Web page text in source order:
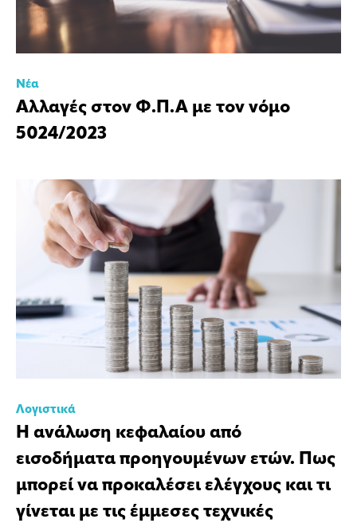
Νέα
Αλλαγές στον Φ.Π.Α με τον νόμο
5024/2023
Λογιστικά
Η ανάλωση κεφαλαίου από
εισοδήματα προηγουμένων ετών. Πως
μπορεί να προκαλέσει ελέγχους και τι
γίνεται με τις έμμεσες τεχνικές